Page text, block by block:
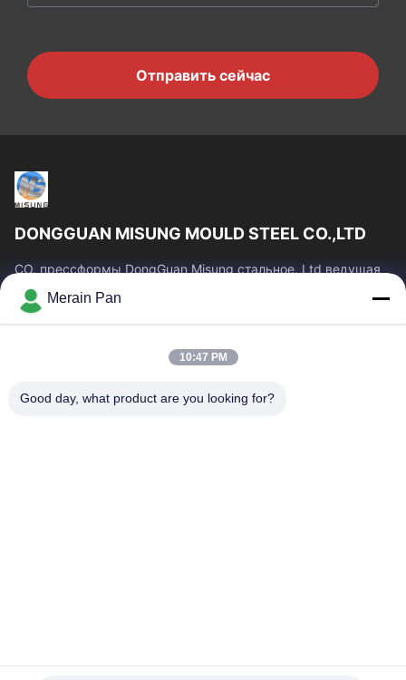
Отправить сейчас
DONGGUAN MISUNG MOULD STEEL CO.,LTD
CO. прессформы DongGuan Misung стальное, Ltd ведущая
компания пластмассы поставки умирает стальная, горячая
сталь работы, холодная сталь работы,...
Быстрые Ссылки
Продукты
VR - Шоу
О Нас
Merain Pan
10:47 PM
Good day, what product are you looking for?